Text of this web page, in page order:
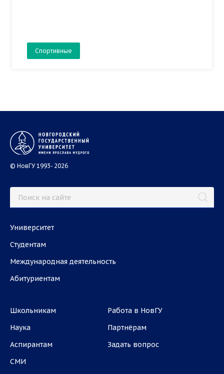
Спортивные
© НовГУ 1993- 2026
Университет
Студентам
Международная деятельность
Абитуриентам
Школьникам
Наука
Аспирантам
СМИ
Работа в НовГУ
Партнёрам
Задать вопрос